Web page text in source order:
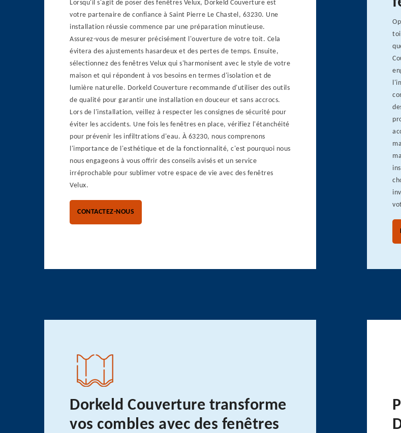
Lorsqu'il s'agit de poser des fenêtres Velux, Dorkeld Couverture est
votre partenaire de confiance à Saint Pierre Le Chastel, 63230. Une
installation réussie commence par une préparation minutieuse.
Assurez-vous de mesurer précisément l'ouverture de votre toit. Cela
évitera des ajustements hasardeux et des pertes de temps. Ensuite,
sélectionnez des fenêtres Velux qui s'harmonisent avec le style de votre
maison et qui répondent à vos besoins en termes d'isolation et de
lumière naturelle. Dorkeld Couverture recommande d'utiliser des outils
de qualité pour garantir une installation en douceur et sans accrocs.
Lors de l'installation, veillez à respecter les consignes de sécurité pour
éviter les accidents. Une fois les fenêtres en place, vérifiez l'étanchéité
pour prévenir les infiltrations d'eau. À 63230, nous comprenons
l'importance de l'esthétique et de la fonctionnalité, c'est pourquoi nous
nous engageons à vous offrir des conseils avisés et un service
irréprochable pour sublimer votre espace de vie avec des fenêtres
Velux.
CONTACTEZ-NOUS
Dorkeld Couverture transforme
vos combles avec des fenêtres